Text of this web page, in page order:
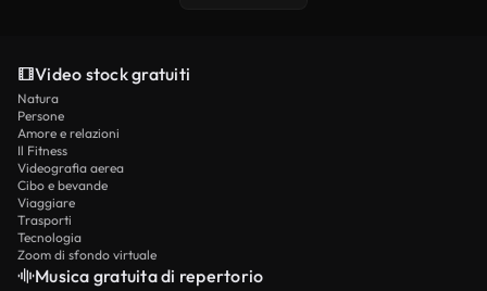
Video stock gratuiti
Natura
Persone
Amore e relazioni
Il Fitness
Videografia aerea
Cibo e bevande
Viaggiare
Trasporti
Tecnologia
Zoom di sfondo virtuale
Musica gratuita di repertorio